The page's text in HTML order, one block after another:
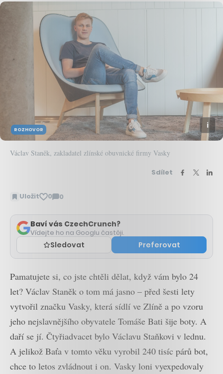
ROZHOVOR
Václav Staněk, zakladatel zlínské obuvnické firmy Vasky
Sdílet
Uložit 0 0
Zobrazit
Baví vás CzechCrunch?
Vídejte ho na Googlu častěji.
Sledovat Preferovat
Pamatujete si, co jste chtěli dělat, když vám bylo 24
let? Václav Staněk o tom má jasno – před šesti lety
vytvořil značku Vasky, která sídlí ve Zlíně a po vzoru
jeho nejslavnějšího obyvatele Tomáše Bati šije boty. A
daří se jí. Čtyřiadvacet bylo Václavu Staňkovi v lednu.
A jelikož Baťa v tomto věku vyrobil 240 tisíc párů bot,
chce to letos zvládnout i on. Vasky loni vyexpedovaly